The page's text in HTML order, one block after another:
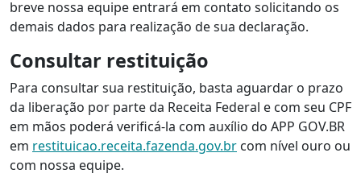
breve nossa equipe entrará em contato solicitando os
demais dados para realização de sua declaração.
Consultar restituição
Para consultar sua restituição, basta aguardar o prazo
da liberação por parte da Receita Federal e com seu CPF
em mãos poderá verificá-la com auxílio do APP GOV.BR
em restituicao.receita.fazenda.gov.br com nível ouro ou
com nossa equipe.